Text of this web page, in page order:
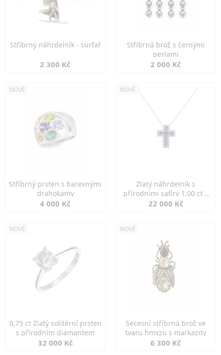
Stříbrný náhrdelník - surfař
2 300 Kč
Stříbrná brož s černými
perlami
2 000 Kč
NOVÉ
Stříbrný prsten s barevnými
drahokamy
4 000 Kč
NOVÉ
Zlatý náhrdelník s
přírodními safíry 1,00 ct a
diamanty
22 000 Kč
NOVÉ
0,75 ct Zlatý solitérní prsten
s přírodním diamantem
32 000 Kč
NOVÉ
Secesní stříbrná brož ve
tvaru hmyzu s markazity
6 300 Kč